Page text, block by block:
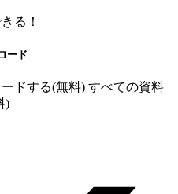
る！
ード
ドする(無料) すべての資料
)